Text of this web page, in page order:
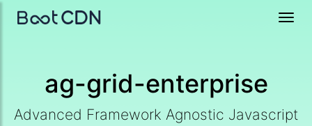
ag-grid-enterprise
Advanced Framework Agnostic Javascript